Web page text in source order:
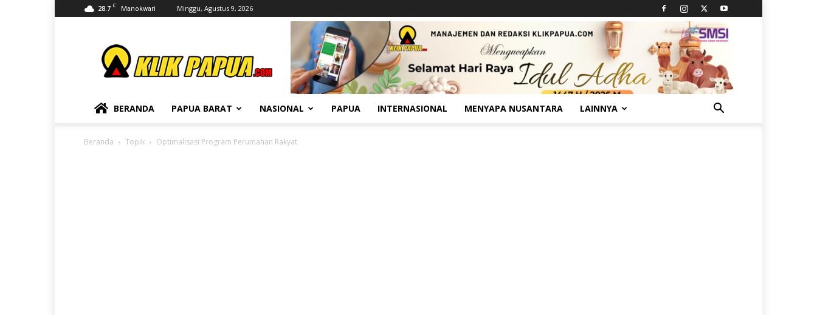
28.7 C Manokwari Minggu, Agustus 9, 2026
BERANDA PAPUA BARAT NASIONAL PAPUA INTERNASIONAL MENYAPA NUSANTARA LAINNYA
Beranda Topik Optimalisasi Program Perumahan Rakyat